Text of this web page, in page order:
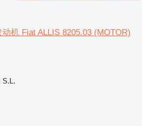
机 Fiat ALLIS 8205.03 (MOTOR)
S.L.